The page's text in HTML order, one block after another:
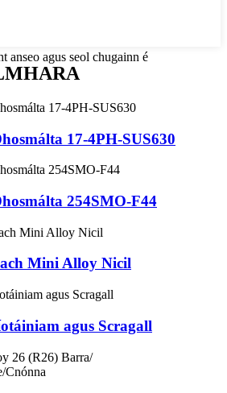
anseo agus seol chugainn é
17-4PH-SUS630
254SMO-F44
Mini Alloy Nicil
agus Scragall